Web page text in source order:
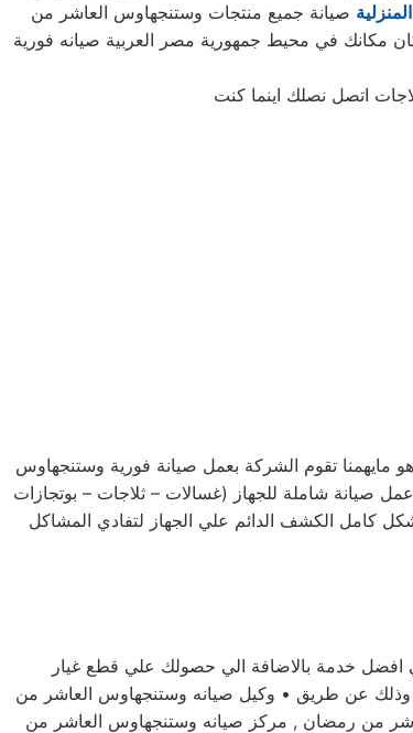
صيانة جميع منتجات وستنجهاوس العاشر من
مكانك في محيط جمهورية مصر العربية صيانه فورية
اتصل نصلك اينما كنت
تقوم الشركة بعمل صيانة فورية وستنجهاوس
صيانة شاملة للجهاز (غسالات – ثلاجات – بوتجازات
كامل الكشف الدائم علي الجهاز لتفادي المشاكل
خدمة بالاضافة الي حصولك علي قطع غيار
وذلك عن طريق • وكيل صيانه وستنجهاوس العاشر من
من رمضان , مركز صيانه وستنجهاوس العاشر من